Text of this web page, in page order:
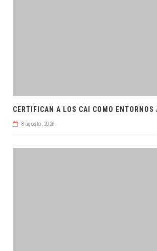
CERTIFICAN A LOS CAI COMO ENTORNOS
8 agosto, 2026